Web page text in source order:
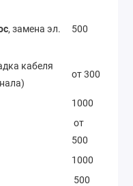
, замена эл.
500
кабеля
от 300
1000
от
500
1000
500